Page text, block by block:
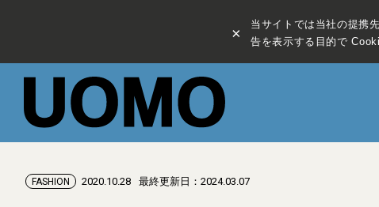
×
当サイトでは当社の提携
告を表示する目的で
FASHION 2020.10.28 最終更新日：2024.03.07